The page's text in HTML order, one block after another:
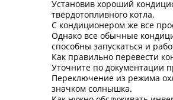
Установив хороший
твёрдотопливного котла.
С кондиционером же все
Однако все обычные
способны запускаться и
Как правильно перевести
Уточните по документации
Переключение из режима
значком солнышка.